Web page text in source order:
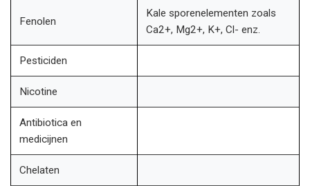
Fenolen
Kale sporenelementen zoals
Ca2+, Mg2+, K+, Cl- enz.
Pesticiden
Nicotine
Antibiotica en
medicijnen
Chelaten